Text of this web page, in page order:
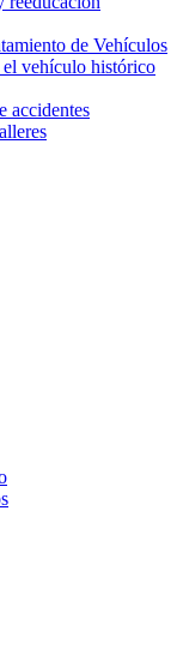
de Vehículos
el vehículo histórico
accidentes